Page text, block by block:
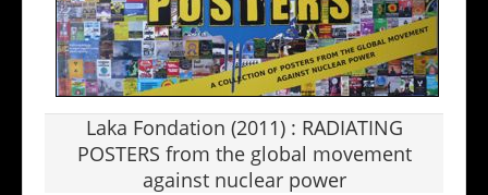
Laka Fondation (2011) : RADIATING
POSTERS from the global movement
against nuclear power